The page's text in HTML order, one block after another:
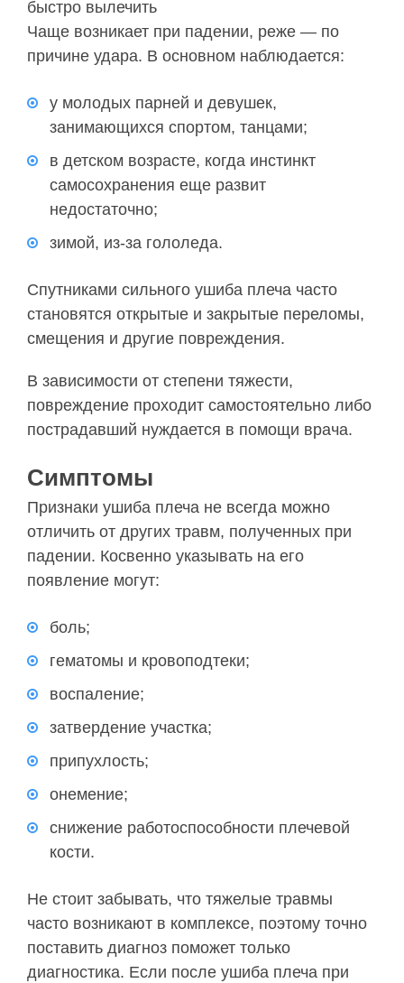
Чаще возникает при падении, реже — по
причине удара. В основном наблюдается:
у молодых парней и девушек,
занимающихся спортом, танцами;
в детском возрасте, когда инстинкт
самосохранения еще развит
недостаточно;
зимой, из-за гололеда.
Спутниками сильного ушиба плеча часто
становятся открытые и закрытые переломы,
смещения и другие повреждения.
В зависимости от степени тяжести,
повреждение проходит самостоятельно либо
пострадавший нуждается в помощи врача.
Симптомы
Признаки ушиба плеча не всегда можно
отличить от других травм, полученных при
падении. Косвенно указывать на его
появление могут:
боль;
гематомы и кровоподтеки;
воспаление;
затвердение участка;
припухлость;
онемение;
снижение работоспособности плечевой
кости.
Не стоит забывать, что тяжелые травмы
часто возникают в комплексе, поэтому точно
поставить диагноз поможет только
диагностика. Если после ушиба плеча при